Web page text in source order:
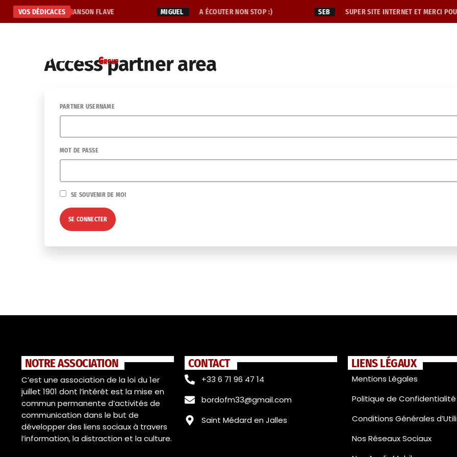
VOS DÉDICACES
J'ADORE CETTE CHANSON FLAVE MIGUEL A ÉCOUTER NON STOP :) SEB SUPER SITE INTERNET ET MERCI
Access partner area
PARTNER USERNAME
MOT DE PASSE
SE SOUVENIR DE MOI
NOTRE ASSOCIATION
C’est une association de la loi du 1er
juillet 1901 dont l’intérêt est la mise en
commun permanente d’activités de
communication dans le but de
développer des liens sociaux à travers
l’information, la distraction et la culture.
CONTACT
+33 6 71 96 47 14
bordofm33@gmail.com
Saint Médard en Jalles
LIENS LÉGAUX
Mentions Légales
Politique de Confidentialité
Conditions Générales
Nos Réseaux Sociaux